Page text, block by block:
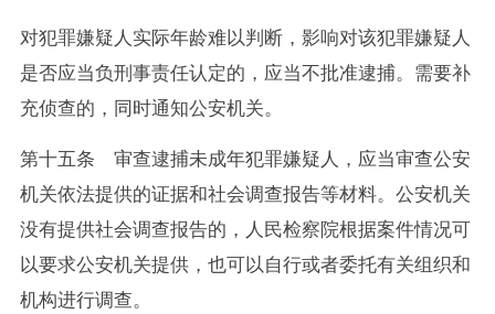
对犯罪嫌疑人实际年龄难以判断，影响对该犯罪嫌疑人
是否应当负刑事责任认定的，应当不批准逮捕。需要补
充侦查的，同时通知公安机关。
第十五条 审查逮捕未成年犯罪嫌疑人，应当审查公安
机关依法提供的证据和社会调查报告等材料。公安机关
没有提供社会调查报告的，人民检察院根据案件情况可
以要求公安机关提供，也可以自行或者委托有关组织和
机构进行调查。